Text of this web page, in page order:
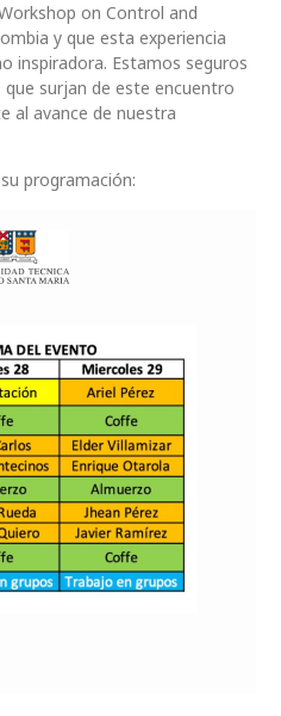
on Control and
y que esta experiencia
inspiradora. Estamos seguros
surjan de este encuentro
al avance de nuestra
programación: